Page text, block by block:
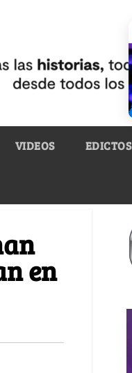
VIDEOS EDICTOS
en